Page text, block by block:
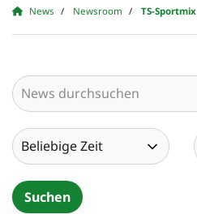
News Newsroom TS-Sportmix